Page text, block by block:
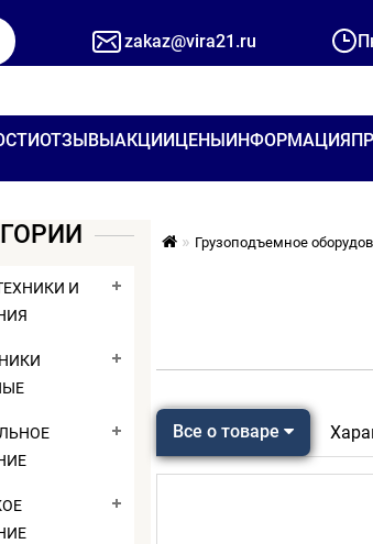
zakaz@vira21.ru
ОТЗЫВЫАКЦИИЦЕНЫИНФОРМАЦИЯ
И
Грузоподъемное
Все о товаре